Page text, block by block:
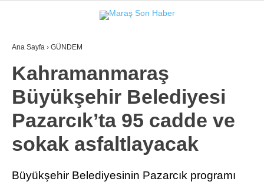
GALERİ
GÜNDEM
3. SAYFA
SPOR
Ana Sayfa › GÜNDEM
Kahramanmaraş
Büyükşehir Belediyesi
Pazarcık’ta 95 cadde ve
sokak asfaltlayacak
Büyükşehir Belediyesinin Pazarcık programı